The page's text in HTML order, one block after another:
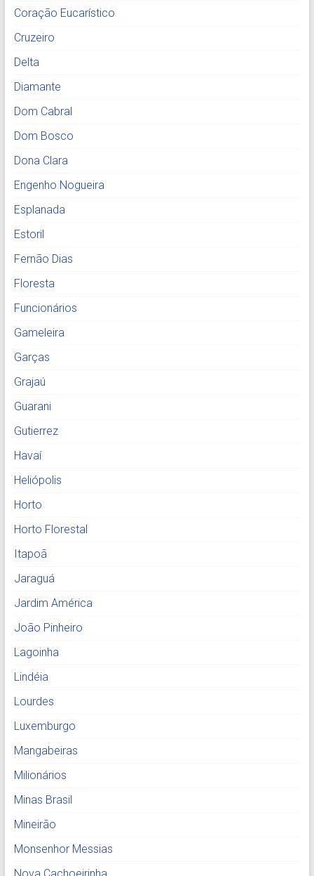
Coração Eucarístico
Cruzeiro
Delta
Diamante
Dom Cabral
Dom Bosco
Dona Clara
Engenho Nogueira
Esplanada
Estoril
Fernão Dias
Floresta
Funcionários
Gameleira
Garças
Grajaú
Guarani
Gutierrez
Havaí
Heliópolis
Horto
Horto Florestal
Itapoã
Jaraguá
Jardim América
João Pinheiro
Lagoinha
Lindéia
Lourdes
Luxemburgo
Mangabeiras
Milionários
Minas Brasil
Mineirão
Monsenhor Messias